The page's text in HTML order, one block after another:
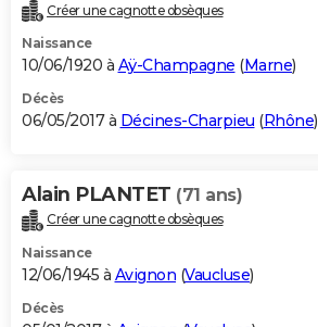
Créer une cagnotte obsèques
Naissance
10/06/1920 à Aÿ-Champagne (Marne)
Décès
06/05/2017 à Décines-Charpieu (Rhône)
Alain PLANTET (71 ans)
Créer une cagnotte obsèques
Naissance
12/06/1945 à Avignon (Vaucluse)
Décès